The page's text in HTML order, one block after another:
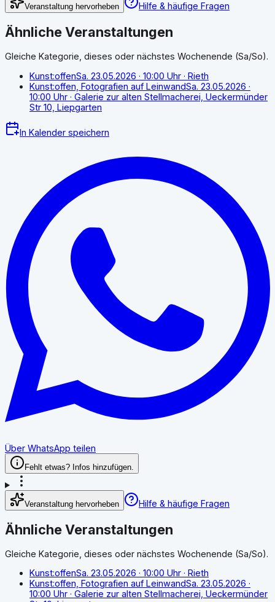
Veranstaltung hervorheben Hilfe & häufige Fragen
Ähnliche Veranstaltungen
Gleiche Kategorie, dieses oder nächstes Wochenende (Sa/So).
Kunst:offenSa. 23.05.2026 · 10:00 Uhr · Rieth
Kunst:offen, Fotografien auf LeinwandSa. 23.05.2026 ·
10:00 Uhr · Galerie zur alten Stellmacherei, Ueckermünder
Str 10, Liepgarten
In Kalender speichern
Über WhatsApp teilen
Fehlt etwas? Infos hinzufügen.
Veranstaltung hervorheben Hilfe & häufige Fragen
Ähnliche Veranstaltungen
Gleiche Kategorie, dieses oder nächstes Wochenende (Sa/So).
Kunst:offenSa. 23.05.2026 · 10:00 Uhr · Rieth
Kunst:offen, Fotografien auf LeinwandSa. 23.05.2026 ·
10:00 Uhr · Galerie zur alten Stellmacherei, Ueckermünder